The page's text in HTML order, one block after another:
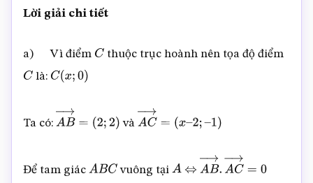
Lời giải chi tiết
a) Vì điểm Cthuộc trục hoành nên tọa độ điểm
Clà: C (x;0 )
Ta có: AB→ (2;2) vàAC→ (x– 2;– )
Để tam giác ABC vuông tạiA ⇔ AB→.AC → =